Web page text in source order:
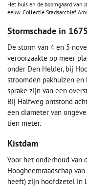
Het huis en de boomgaard van
eeuw. Collectie Stadsarchief
Stormschade in 1675
De storm van 4 en 5
veroorzaakte op meer
onder Den Helder, bij
stroomden pakhuizen
sprake zijn van een
Bij Halfweg ontstond
een diameter van
tien meter.
Kistdam
Voor het onderhoud van
Hoogheemraadschap
heeft) zijn hoofdzetel in